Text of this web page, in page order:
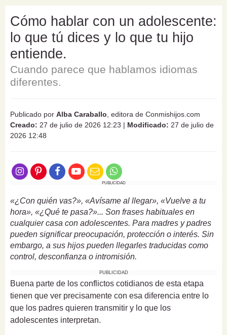
Cómo hablar con un adolescente:
lo que tú dices y lo que tu hijo
entiende.
Cuando parece que hablamos idiomas
diferentes.
Publicado por Alba Caraballo , editora de Conmishijos.com
Creado: 27 de julio de 2026 12:23 | Modificado: 27 de julio de
2026 12:48
PUBLICIDAD
«¿Con quién vas?», «Avísame al llegar», «Vuelve a tu
hora», «¿Qué te pasa?»... Son frases habituales en
cualquier casa con adolescentes. Para madres y padres
pueden significar preocupación, protección o interés. Sin
embargo, a sus hijos pueden llegarles traducidas como
control, desconfianza o intromisión.
PUBLICIDAD
Buena parte de los conflictos cotidianos de esta etapa
tienen que ver precisamente con esa diferencia entre lo
que los padres quieren transmitir y lo que los
adolescentes interpretan.